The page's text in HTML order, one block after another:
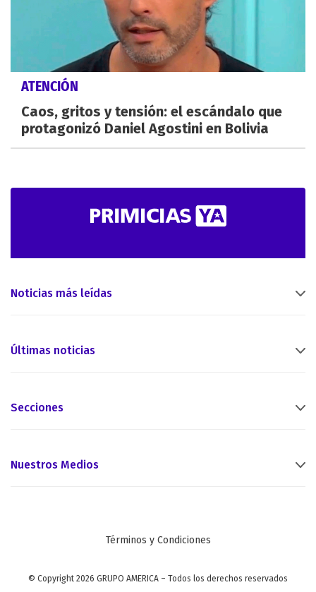
ATENCIÓN
Caos, gritos y tensión: el escándalo que
protagonizó Daniel Agostini en Bolivia
Noticias más leídas
Últimas noticias
Secciones
Nuestros Medios
Términos y Condiciones
© Copyright 2026 GRUPO AMERICA – Todos los derechos reservados